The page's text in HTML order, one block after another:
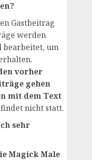
Gastbeitrag
werden
um
vorher
gehen
mit dem Text
nicht statt.
sehr
Magick Male